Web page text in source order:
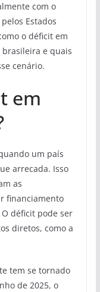
com o
Estados
o déficit em
e quais
cenário.
em
um país
arrecada. Isso
as
financiamento
déficit pode ser
diretos, como a
tem se tornado
de 2025, o